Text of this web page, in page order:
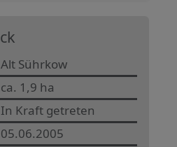
Alt Sührkow
ca. 1,9 ha
In Kraft getreten
05.06.2005